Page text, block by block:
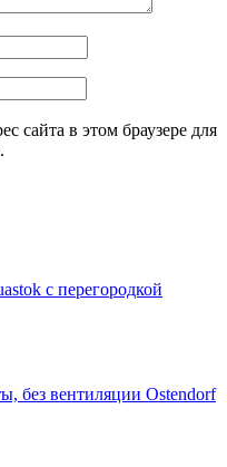
сайта в этом браузере для
с перегородкой
без вентиляции Ostendorf